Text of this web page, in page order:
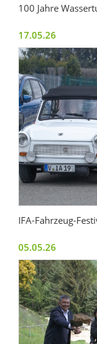
100 Jahre
17.05.26
IFA-Fahrzeug-
05.05.26